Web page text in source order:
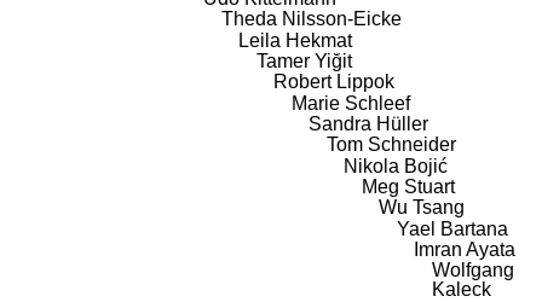
Theda Nilsson-Eicke
Leila Hekmat
Tamer Yiğit
Robert Lippok
Marie Schleef
Sandra Hüller
Tom Schneider
Nikola Bojić
Meg Stuart
Wu Tsang
Yael Bartana
Imran Ayata
Wolfgang
Kaleck